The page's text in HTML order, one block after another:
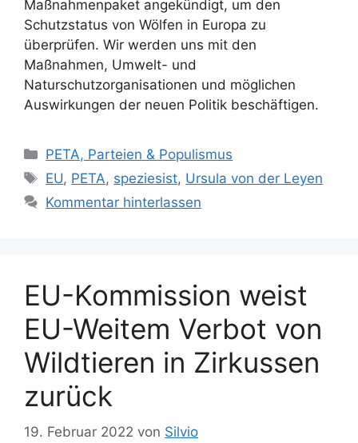
Maßnahmenpaket angekündigt, um den
Schutzstatus von Wölfen in Europa zu
überprüfen. Wir werden uns mit den
Maßnahmen, Umwelt- und
Naturschutzorganisationen und möglichen
Auswirkungen der neuen Politik beschäftigen.
K
a
e
e
n
PETA, Parteien & Populismus
S
c
w
ö
r
t
e
EU, PETA, speziesist, Ursula von der Leyen
Kommentar hinterlassen
EU-Kommission weist
EU-Weitem Verbot von
Wildtieren in Zirkussen
zurück
19. Februar 2022 von Silvio